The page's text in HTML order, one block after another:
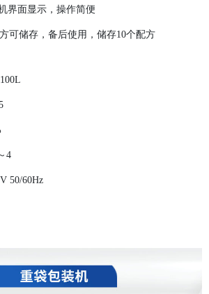
界面显示，操作简便
可储存，备后使用，储存10个配方
4
50/60Hz